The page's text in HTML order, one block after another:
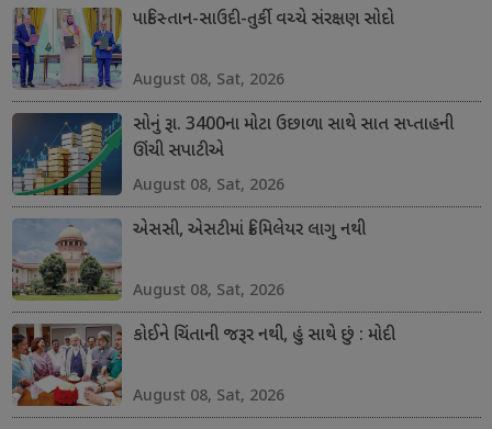
પાકિસ્તાન-સાઉદી-તુર્કી વચ્ચે સંરક્ષણ સોદો
August 08, Sat, 2026
સોનું રૂા. 3400ના મોટા ઉછાળા સાથે સાત સપ્તાહની
ઊંચી સપાટીએ
August 08, Sat, 2026
એસસી, એસટીમાં ક્રિમિલેયર લાગુ નથી
August 08, Sat, 2026
કોઈને ચિંતાની જરૂર નથી, હું સાથે છું : મોદી
August 08, Sat, 2026